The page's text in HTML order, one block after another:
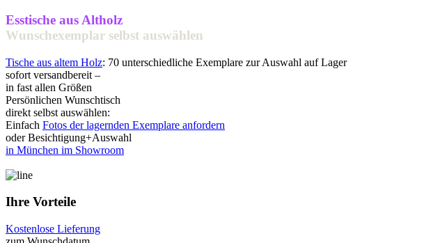
Esstische aus Altholz
Wunschexemplar selbst auswählen
Tische aus altem Holz: 70 unterschiedliche Exemplare zur Auswahl auf Lager
sofort versandbereit –
in fast allen Größen
Persönlichen Wunschtisch
direkt selbst auswählen:
Einfach Fotos der lagernden Exemplare anfordern
oder Besichtigung+Auswahl
in München im Showroom
Ihre Vorteile
Kostenlose Lieferung